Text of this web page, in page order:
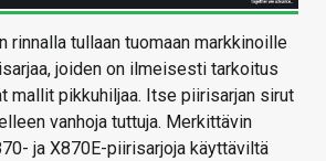
rinnalla tullaan tuomaan markkinoille
joiden on ilmeisesti tarkoitus
mallit pikkuhiljaa. Itse piirisarjan sirut
vanhoja tuttuja. Merkittävin
ja X870E-piirisarjoja käyttäviltä